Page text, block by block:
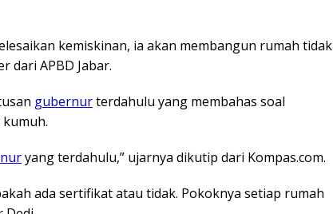
kemiskinan, ia akan membangun rumah tidak
dari APBD Jabar.
gubernurterdahulu yang membahas soal
yang terdahulu,” ujarnya dikutip dari Kompas.com.
ada sertifikat atau tidak. Pokoknya setiap rumah